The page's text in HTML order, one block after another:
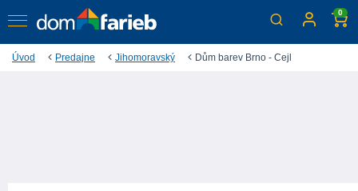
0
Úvod Predajne Jihomoravský Dům barev Brno - Cejl